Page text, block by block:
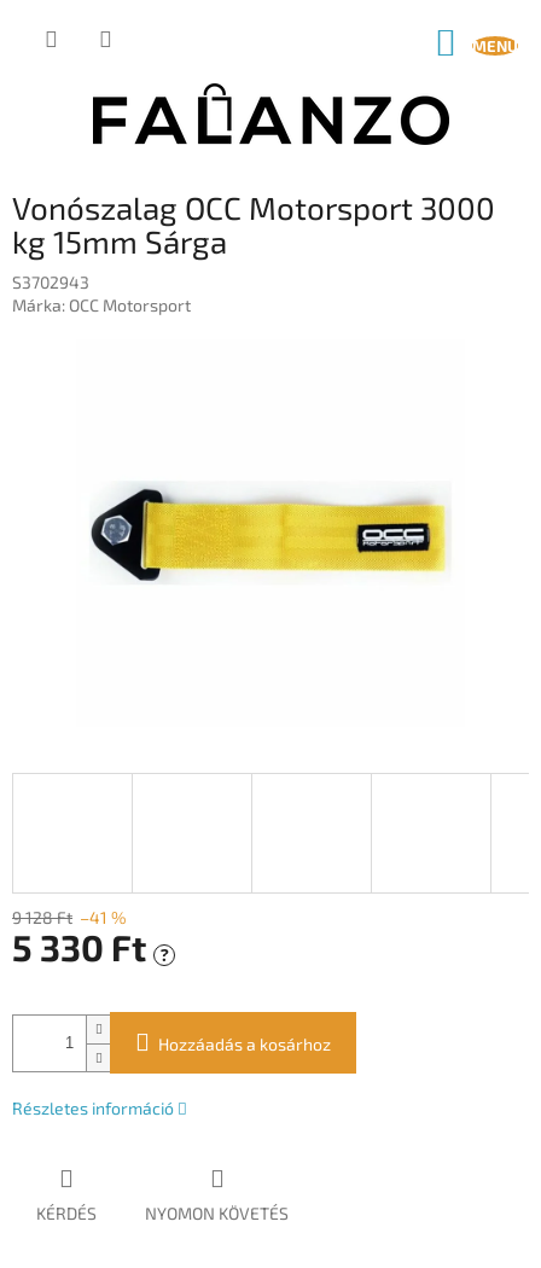
KOSÁR
Vonószalag OCC Motorsport 3000
kg 15mm Sárga
S3702943
Márka: OCC Motorsport
9 128 Ft –41 %
5 330 Ft ?
Hozzáadás a kosárhoz
Részletes információ
KÉRDÉS NYOMON KÖVETÉS